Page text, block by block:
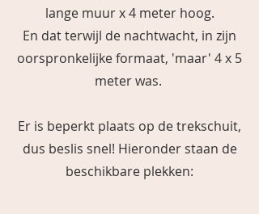
lange muur x 4 meter hoog.
En dat terwijl de nachtwacht, in zijn
oorspronkelijke formaat, 'maar' 4 x 5
meter was.
Er is beperkt plaats op de trekschuit,
dus beslis snel! Hieronder staan de
beschikbare plekken: